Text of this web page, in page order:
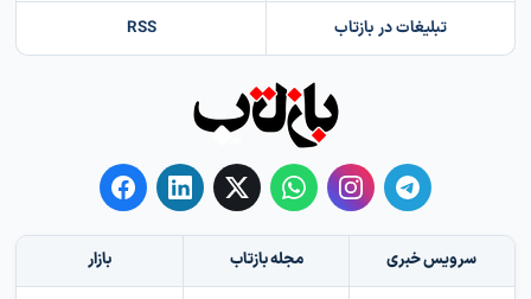
تبلیغات در بازتاب RSS
سرویس خبری مجله بازتاب بازار